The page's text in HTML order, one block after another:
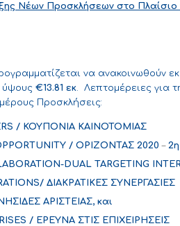
Νέων Προσκλήσεων στο
να ανακοινωθούν
ύψους €13.81 εκ . Λεπτομέρειες για
Προσκλήσεις:
/ ΚΟΥΠΟΝΙΑ ΚΑΙΝΟΤΟΜΙΑΣ
/ ΟΡΙΖΟΝΤΑΣ 2020 – 2η
DUAL TARGETING
/ ΔΙΑΚΡΑΤΙΚΕΣ ΣΥΝΕΡΓΑΣΙΕΣ
ΑΡΙΣΤΕΙΑΣ, και
/ ΕΡΕΥΝΑ ΣΤΙΣ ΕΠΙΧΕΙΡΗΣΕΙΣ